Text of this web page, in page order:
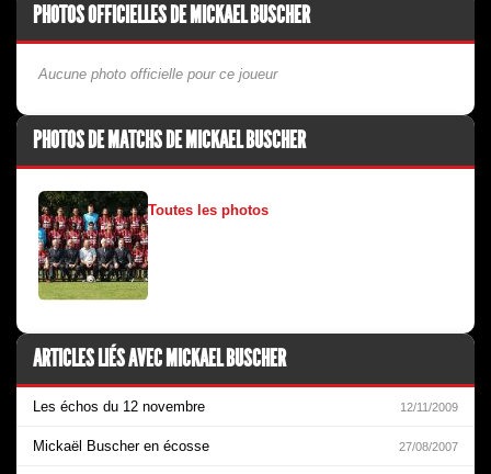
PHOTOS OFFICIELLES DE MICKAEL BUSCHER
Aucune photo officielle pour ce joueur
PHOTOS DE MATCHS DE MICKAEL BUSCHER
Toutes les photos
ARTICLES LIÉS AVEC MICKAEL BUSCHER
Les échos du 12 novembre 12/11/2009
Mickaël Buscher en écosse 27/08/2007